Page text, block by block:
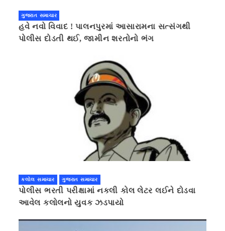
ગુજરાત સમાચાર
હવે નવો વિવાદ ! પાલનપુરમાં આસારામના સત્સંગથી
પોલીસ દોડતી થઈ, જામીન શરતોનો ભંગ
કલોલ સમાચાર ગુજરાત સમાચાર
પોલીસ ભરતી પરીક્ષામાં નકલી કોલ લેટર લઈને દોડવા
આવેલ કલોલનો યુવક ઝડપાયો